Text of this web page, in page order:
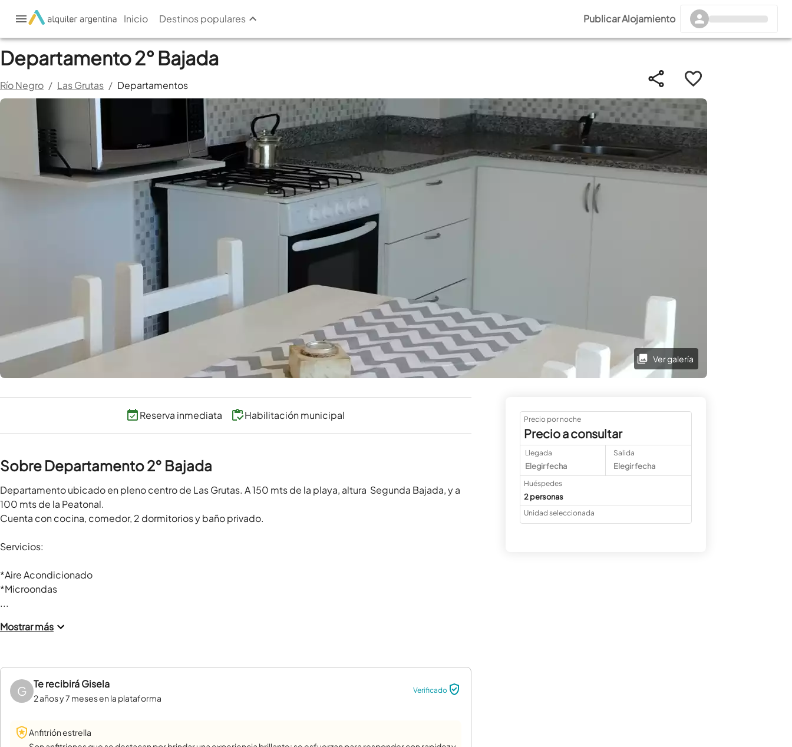
Inicio Destinos populares Publicar Alojamiento
Departamento 2° Bajada
Río Negro / Las Grutas / Departamentos
Ver galería
Reserva inmediata Habilitación municipal
Sobre Departamento 2° Bajada
Departamento ubicado en pleno centro de Las Grutas. A 150 mts de la playa, altura  Segunda Bajada, y a
100 mts de la Peatonal.
Cuenta con cocina, comedor, 2 dormitorios y baño privado.
Servicios:
*Aire Acondicionado
*Microondas
...
Mostrar más
G Te recibiráGisela
2 años y 7 meses en la plataforma
Verificado
Anfitrión estrella
Precio por noche
Precio a consultar
Llegada
Elegir fecha
Salida
Elegir fecha
Huéspedes
2 personas
Unidad seleccionada